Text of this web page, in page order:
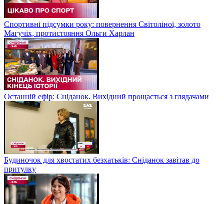
Спортивні підсумки року: повернення Світоліної, золото
Магучіх, протистояння Ольги Харлан
Останній ефір: Сніданок. Вихідний прощається з глядачами
Будиночок для хвостатих безхатьків: Сніданок завітав до
притулку